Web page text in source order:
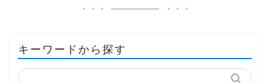
キーワードから探す